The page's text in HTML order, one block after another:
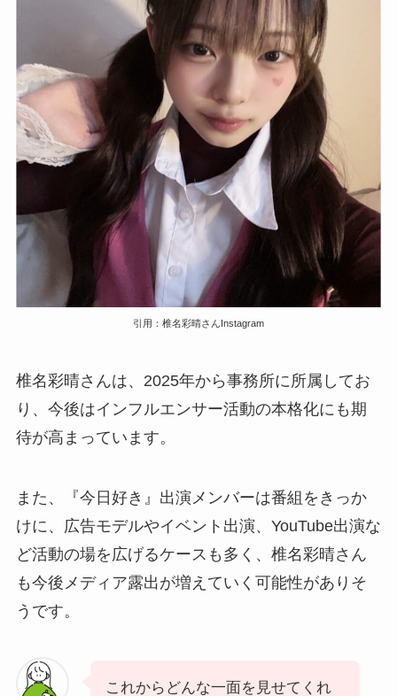
引用：椎名彩晴さんInstagram
椎名彩晴さんは、2025年から事務所に所属してお
り、今後はインフルエンサー活動の本格化にも期
待が高まっています。
また、『今日好き』出演メンバーは番組をきっか
けに、広告モデルやイベント出演、YouTube出演な
ど活動の場を広げるケースも多く、椎名彩晴さん
も今後メディア露出が増えていく可能性がありそ
うです。
これからどんな一面を見せてくれ